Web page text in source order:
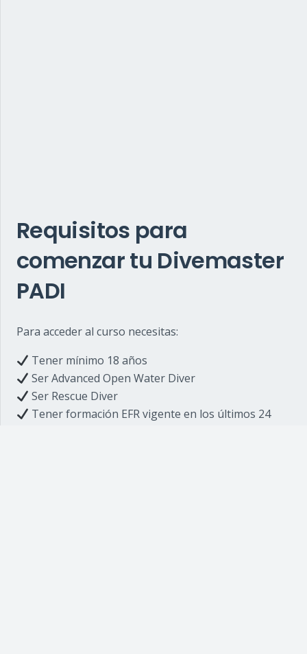
Requisitos para
comenzar tu Divemaster
PADI
Para acceder al curso necesitas:
Tener mínimo 18 años
Ser Advanced Open Water Diver
Ser Rescue Diver
Tener formación EFR vigente en los últimos 24